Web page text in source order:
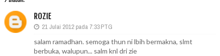
ROZIE
21 Julai 2012 pada 7:33 PTG
salam ramadhan. semoga thun ni lbih bermakna, slmt
berbuka, walupun... salm knl dri zie